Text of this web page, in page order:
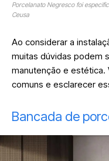
Porcelanato Negresco foi
Ceusa
Ao considerar a
muitas dúvidas podem
manutenção e estética.
comuns e esclarecer
Bancada de